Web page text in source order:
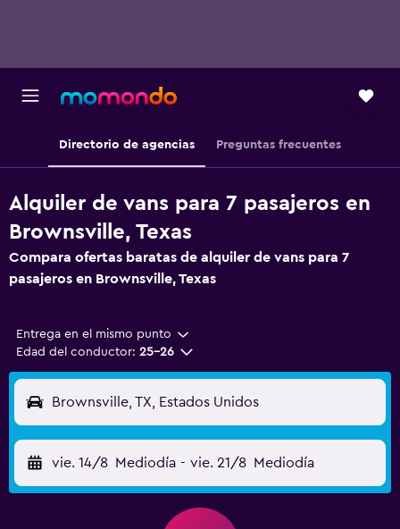
Directorio de agencias Preguntas frecuentes
Alquiler de vans para 7 pasajeros en
Brownsville, Texas
Compara ofertas baratas de alquiler de vans para 7
pasajeros en Brownsville, Texas
Entrega en el mismo punto
Edad del conductor: 25-26
Brownsville, TX, Estados Unidos
vie. 14/8 Mediodía - vie. 21/8 Mediodía